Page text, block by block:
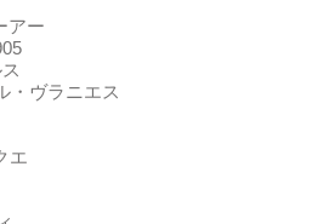
アー
・ヴラニエス
エ